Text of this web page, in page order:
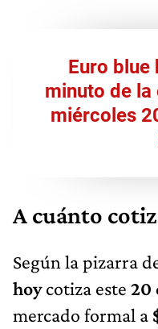
Euro blue
minuto de
miércoles
A cuánto
Según la pizarra
hoycotiza este 20
mercado formal a